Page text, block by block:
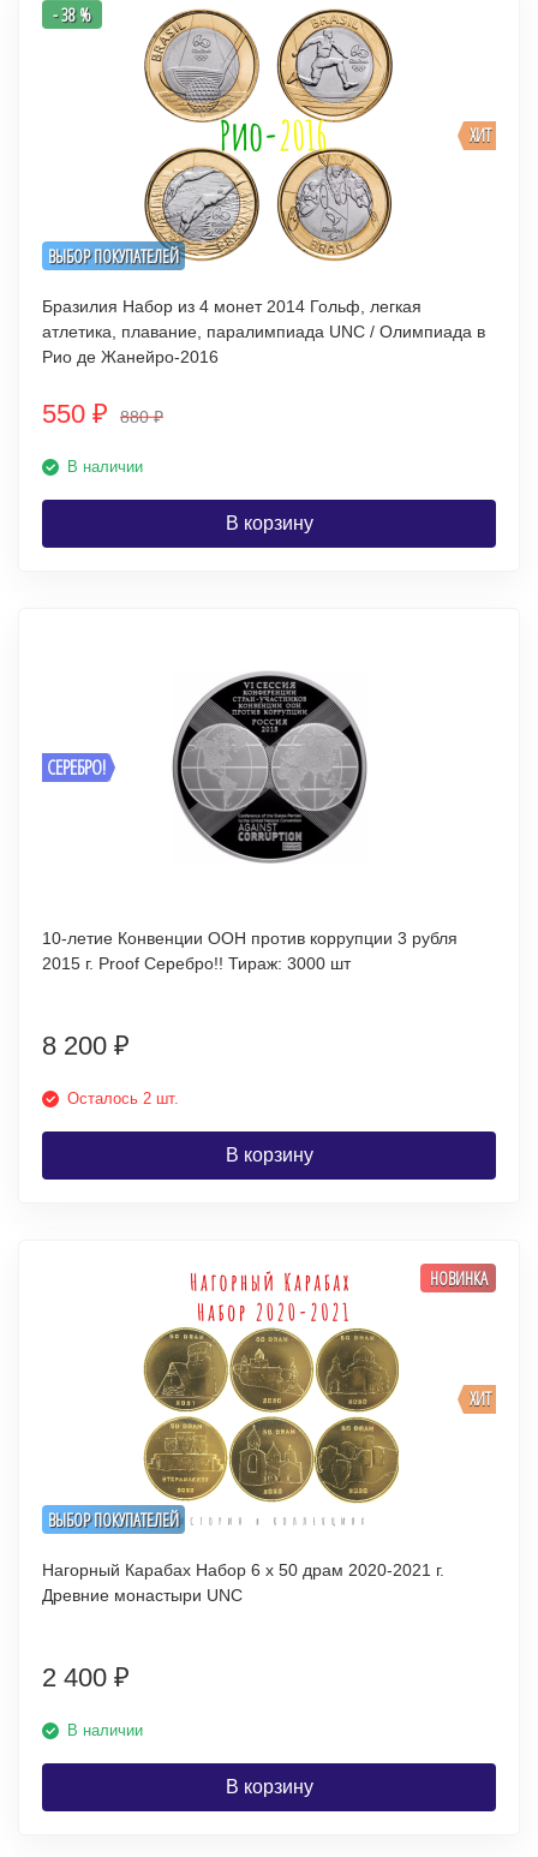
ВЫБОР ПОКУПАТЕЛЕЙ
ХИТ
- 38 %
Бразилия Набор из 4 монет 2014 Гольф, легкая
атлетика, плавание, паралимпиада UNC / Олимпиада в
Рио де Жанейро-2016
550 ₽ 880₽
В наличии
В корзину
СЕРЕБРО!
10-летие Конвенции ООН против коррупции 3 рубля
2015 г. Proof Серебро!! Тираж: 3000 шт
8 200 ₽
Осталось 2 шт.
В корзину
ВЫБОР ПОКУПАТЕЛЕЙ
ХИТ
НОВИНКА
Нагорный Карабах Набор 6 х 50 драм 2020-2021 г.
Древние монастыри UNC
2 400 ₽
В наличии
В корзину